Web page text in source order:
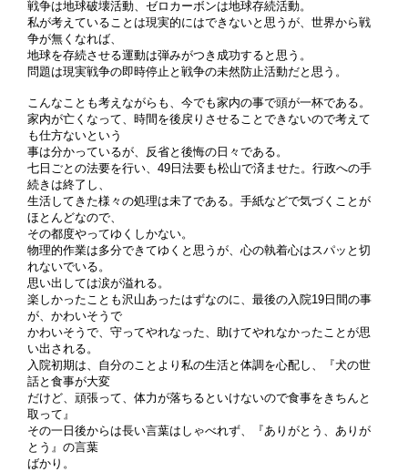
戦争は地球破壊活動、ゼロカーボンは地球存続活動。
私が考えていることは現実的にはできないと思うが、世界から戦
争が無くなれば、
地球を存続させる運動は弾みがつき成功すると思う。
問題は現実戦争の即時停止と戦争の未然防止活動だと思う。
こんなことも考えながらも、今でも家内の事で頭が一杯である。
家内が亡くなって、時間を後戻りさせることできないので考えて
も仕方ないという
事は分かっているが、反省と後悔の日々である。
七日ごとの法要を行い、49日法要も松山で済ませた。行政への手
続きは終了し、
生活してきた様々の処理は未了である。手紙などで気づくことが
ほとんどなので、
その都度やってゆくしかない。
物理的作業は多分できてゆくと思うが、心の執着心はスパッと切
れないでいる。
思い出しては涙が溢れる。
楽しかったことも沢山あったはずなのに、最後の入院19日間の事
が、かわいそうで
かわいそうで、守ってやれなった、助けてやれなかったことが思
い出される。
入院初期は、自分のことより私の生活と体調を心配し、『犬の世
話と食事が大変
だけど、頑張って、体力が落ちるといけないので食事をきちんと
取って』
その一日後からは長い言葉はしゃべれず、『ありがとう、ありが
とう』の言葉
ばかり。